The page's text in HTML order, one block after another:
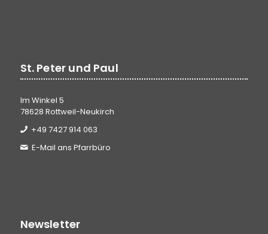
St. Peter und Paul
Im Winkel 5
78628 Rottweil-Neukirch
+49 7427 914 063
E-Mail ans Pfarrbüro
Newsletter